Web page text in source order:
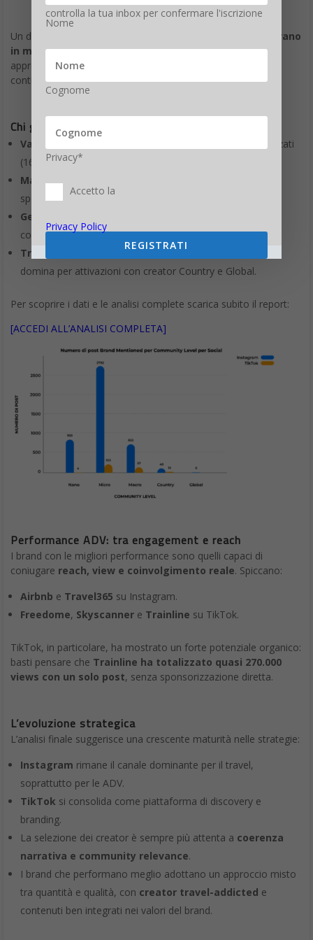
Un dato interessante:
i creator travel italiani attivi lavorano
in media con 1,19 brand all’anno. Questo segnala un
approccio meno “one shot” e più orientato a collaborazioni
continuative e coerenti nel tempo.
Chi guida le collaborazioni?
Valentina Raso
è la creator con più contenuti sponsorizzati
(16 in totale).
Marika Altomare
sponsorizzati (15).
GetYourGuide
collaborazioni estese su tutte le fasce di creator.
Travel365
eccelle tra i Macro Creator, mentre
domina per attivazioni con creator Country e Global.
Per scoprire i dati e le analisi complete scarica subito il report:
[ACCEDI ALL’ANALISI COMPLETA]
Performance ADV: tra engagement e reach
I brand con le migliori performance sono quelli capaci di
coniugare reach, view e coinvolgimento reale. Spiccano:
Airbnb e Travel365 su Instagram.
Freedome, Skyscanner e Trainline su TikTok.
TikTok, in particolare, ha mostrato un forte potenziale organico:
basti pensare che Trainline ha totalizzato quasi 270.000
views con un solo post, senza sponsorizzazione diretta.
L’evoluzione strategica
L’analisi finale suggerisce una crescente maturità nelle strategie:
Instagram rimane il canale dominante per il travel,
soprattutto per le ADV.
TikTok si consolida come piattaforma di discovery e
branding.
La selezione dei creator è sempre più attenta a coerenza
narrativa e community relevance.
I brand che performano meglio adottano un approccio misto
tra quantità e qualità, con creator travel-addicted e
contenuti ben integrati nei valori del brand.
controlla la tua inbox per confermare l'iscrizione
Nome
Cognome
Privacy*
Accetto la
Privacy Policy
REGISTRATI